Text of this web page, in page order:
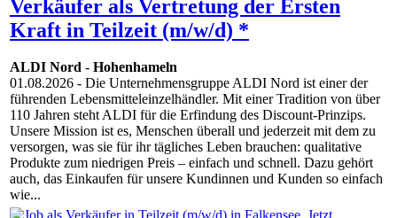
Verkäufer als Vertretung der Ersten
Kraft in Teilzeit (m/w/d) *
ALDI Nord - Hohenhameln
01.08.2026 - Die Unternehmensgruppe ALDI Nord ist einer der
führenden Lebensmitteleinzelhändler. Mit einer Tradition von über
110 Jahren steht ALDI für die Erfindung des Discount-Prinzips.
Unsere Mission ist es, Menschen überall und jederzeit mit dem zu
versorgen, was sie für ihr tägliches Leben brauchen: qualitative
Produkte zum niedrigen Preis – einfach und schnell. Dazu gehört
auch, das Einkaufen für unsere Kundinnen und Kunden so einfach
wie...